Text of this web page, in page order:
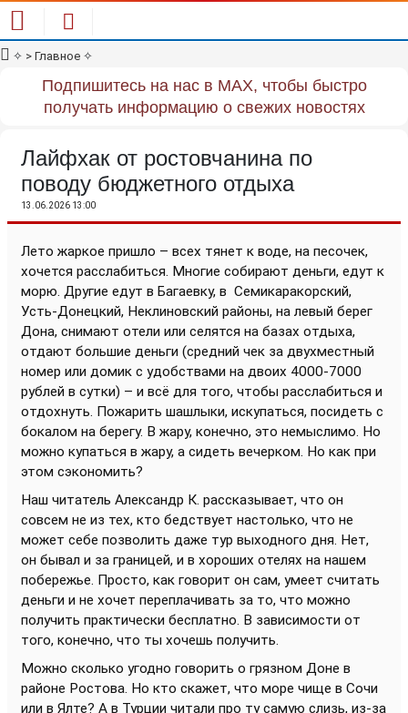
✧ > Главное ✧
Подпишитесь на нас в MAX, чтобы быстро
получать информацию о свежих новостях
Лайфхак от ростовчанина по
поводу бюджетного отдыха
13.06.2026 13:00
Лето жаркое пришло – всех тянет к воде, на песочек,
хочется расслабиться. Многие собирают деньги, едут к
морю. Другие едут в Багаевку, в Семикаракорский,
Усть-Донецкий, Неклиновский районы, на левый берег
Дона, снимают отели или селятся на базах отдыха,
отдают большие деньги (средний чек за двухместный
номер или домик с удобствами на двоих 4000-7000
рублей в сутки) – и всё для того, чтобы расслабиться и
отдохнуть. Пожарить шашлыки, искупаться, посидеть с
бокалом на берегу. В жару, конечно, это немыслимо. Но
можно купаться в жару, а сидеть вечерком. Но как при
этом сэкономить?
Наш читатель Александр К. рассказывает, что он
совсем не из тех, кто бедствует настолько, что не
может себе позволить даже тур выходного дня. Нет,
он бывал и за границей, и в хороших отелях на нашем
побережье. Просто, как говорит он сам, умеет считать
деньги и не хочет переплачивать за то, что можно
получить практически бесплатно. В зависимости от
того, конечно, что ты хочешь получить.
Можно сколько угодно говорить о грязном Доне в
районе Ростова. Но кто скажет, что море чище в Сочи
или в Ялте? А в Турции читали про ту самую слизь, из-за